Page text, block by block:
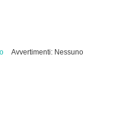
Avvertimenti: Nessuno